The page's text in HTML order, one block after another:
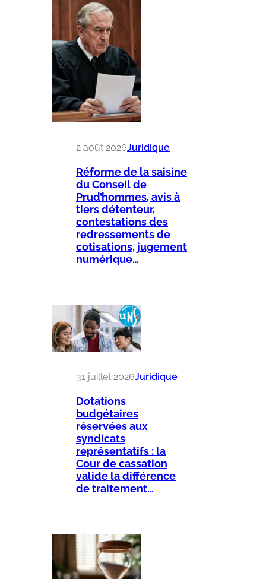
2 août 2026Juridique
Réforme de la saisine
du Conseil de
Prud’hommes, avis à
tiers détenteur,
contestations des
redressements de
cotisations, jugement
numérique…
31 juillet 2026Juridique
Dotations
budgétaires
réservées aux
syndicats
représentatifs : la
Cour de cassation
valide la différence
de traitement…